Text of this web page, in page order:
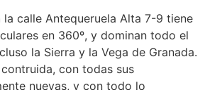
la calle Antequeruela Alta 7-9 tiene
en 360º, y dominan todo el
la Sierra y la Vega de Granada.
con todas sus
nuevas, y con todo lo